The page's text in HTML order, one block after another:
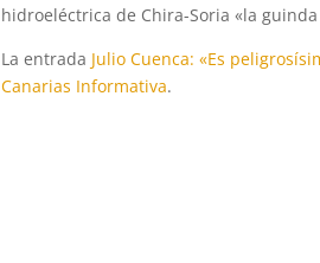
hidroeléctrica de Chira-Soria «la
La entrada Julio Cuenca: «Es
Canarias Informativa.